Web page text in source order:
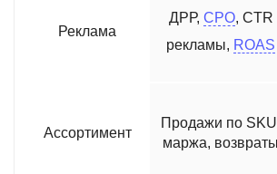
Реклама
ДРР, CPO, CTR
рекламы, ROAS
Ассортимент
Продажи по
маржа, возвраты